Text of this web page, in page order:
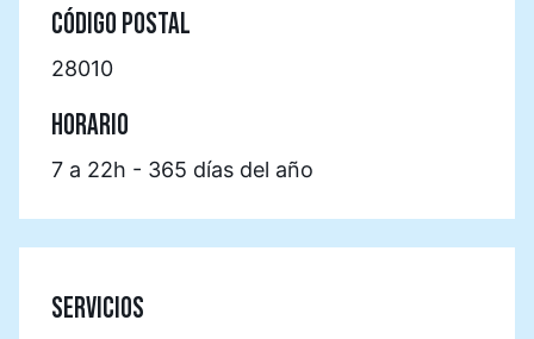
CÓDIGO POSTAL
28010
HORARIO
7 a 22h - 365 días del año
SERVICIOS